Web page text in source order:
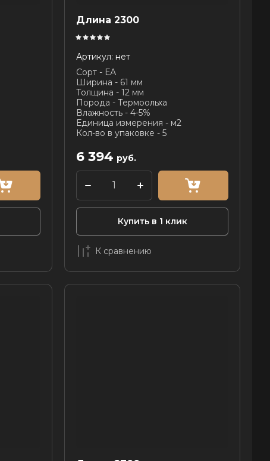
Длина 2300
Артикул: нет
Сорт - ЕА
Ширина - 61 мм
Толщина - 12 мм
Порода - Термоольха
Влажность - 4-5%
Единица измерения - м2
Кол-во в упаковке - 5
6 394 руб.
Купить в 1 клик
К сравнению